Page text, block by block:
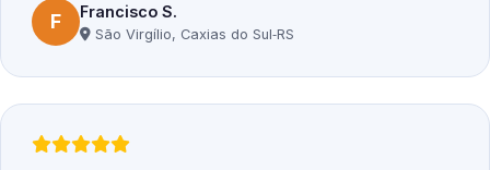
F Francisco S.
São Virgílio, Caxias do Sul‑RS